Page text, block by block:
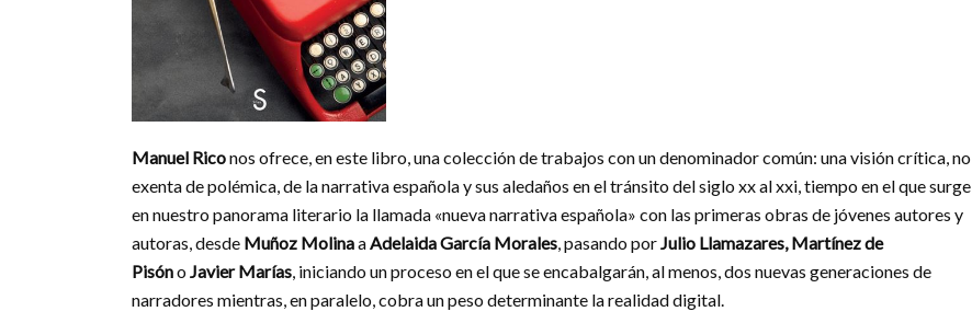
Manuel Riconos ofrece, en este libro, una colección de trabajos con un denominador común: una visión crítica, no
exenta de polémica, de la narrativa española y sus aledaños en el tránsito del siglo xx al xxi, tiempo en el que surge
en nuestro panorama literario la llamada «nueva narrativa española» con las primeras obras de jóvenes autores y
autoras, desde Muñoz MolinaaAdelaida García Morales, pasando porJulio Llamazares, Martínez de
PisónoJavier Marías, iniciando un proceso en el que se encabalgarán, al menos, dos nuevas generaciones de
narradores mientras, en paralelo, cobra un peso determinante la realidad digital.